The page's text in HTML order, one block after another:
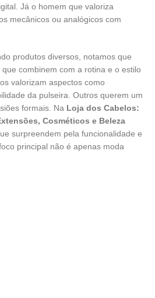
Já o homem que valoriza
mecânicos ou analógicos com
produtos diversos, notamos que
combinem com a rotina e o estilo
valorizam aspectos como
da pulseira. Outros querem um
formais. Na Loja dos Cabelos:
Cosméticos e Beleza
surpreendem pela funcionalidade e
principal não é apenas moda